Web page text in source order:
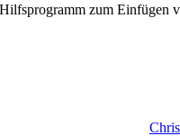
zum Einfügen